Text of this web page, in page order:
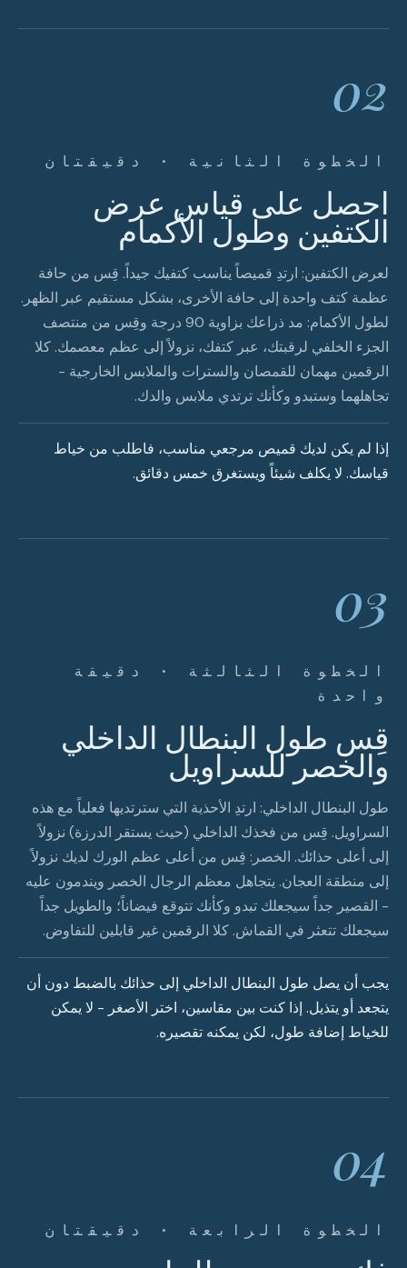
02
الخطوة الثانية · دقيقتان
احصل على قياس عرض
الكتفين وطول الأكمام
لعرض الكتفين: ارتدِ قميصاً يناسب كتفيك جيداً. قِس من حافة
عظمة كتف واحدة إلى حافة الأخرى، بشكل مستقيم عبر الظهر.
لطول الأكمام: مد ذراعك بزاوية 90 درجة وقِس من منتصف
الجزء الخلفي لرقبتك، عبر كتفك، نزولاً إلى عظم معصمك. كلا
الرقمين مهمان للقمصان والسترات والملابس الخارجية -
تجاهلهما وستبدو وكأنك ترتدي ملابس والدك.
إذا لم يكن لديك قميص مرجعي مناسب، فاطلب من خياط
قياسك. لا يكلف شيئاً ويستغرق خمس دقائق.
03
الخطوة الثالثة · دقيقة
واحدة
قِس طول البنطال الداخلي
والخصر للسراويل
طول البنطال الداخلي: ارتدِ الأحذية التي سترتديها فعلياً مع هذه
السراويل. قِس من فخذك الداخلي (حيث يستقر الدرزة) نزولاً
إلى أعلى حذائك. الخصر: قِس من أعلى عظم الورك لديك نزولاً
إلى منطقة العجان. يتجاهل معظم الرجال الخصر ويندمون عليه
- القصير جداً سيجعلك تبدو وكأنك تتوقع فيضاناً؛ والطويل جداً
سيجعلك تتعثر في القماش. كلا الرقمين غير قابلين للتفاوض.
يجب أن يصل طول البنطال الداخلي إلى حذائك بالضبط دون أن
يتجعد أو يتذيل. إذا كنت بين مقاسين، اختر الأصغر - لا يمكن
للخياط إضافة طول، لكن يمكنه تقصيره.
04
الخطوة الرابعة · دقيقتان